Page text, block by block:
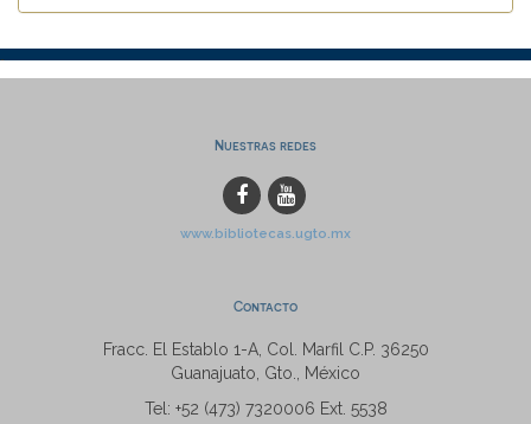
Nuestras redes
www.bibliotecas.ugto.mx
Contacto
Fracc. El Establo 1-A, Col. Marfil C.P. 36250
Guanajuato, Gto., México
Tel: +52 (473) 7320006 Ext. 5538